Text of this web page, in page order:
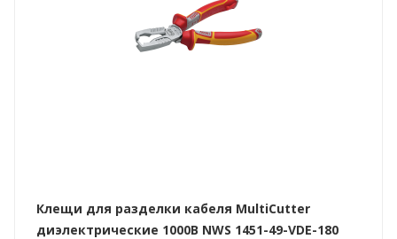
Клещи для разделки кабеля MultiCutter
диэлектрические 1000В NWS 1451-49-VDE-180